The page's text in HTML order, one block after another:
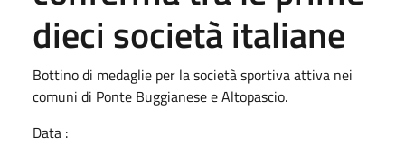
dieci società italiane
Bottino di medaglie per la società sportiva attiva nei
comuni di Ponte Buggianese e Altopascio.
Data :